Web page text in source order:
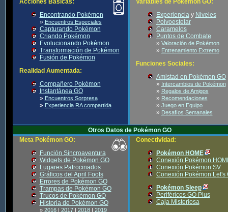
Acciones Básicas:
Encontrando Pokémon
» Encuentros Especiales
Capturando Pokémon
Criando Pokémon
Evolucionando Pokémon
Transformación de Pokémon
Fusión de Pokémon
Realidad Aumentada:
Compañero Pokémon
Instantánea GO
» Encuentros Sorpresa
» Experiencia RA compartida
Variables de Pokémon GO:
Experienciay Niveles
Polvoestelar
Caramelos
Puntos de Combate
» Valoración de Pokémon
» Entrenamiento Extremo
Funciones Sociales:
Amistad en Pokémon GO
» Intercambios de Pokémon
» Regalos de Amigos
» Recomendaciones
» Juego en Equipo
» Desafíos Semanales
Otros Datos de Pokémon GO
Meta Pokémon GO:
Función Sincroaventura
Widgets de Pokémon GO
Lugares Patrocinados
Gráficos del April Fools
Errores de Pokémon GO
Trampas de Pokémon GO
Trucos de Pokémon GO
Historia de Pokémon GO
» 2016| 2017| 2018| 2019
Conectividad:
Pokémon HOME
Conexión Pokémon
Conexión Pokémon SV
Conexión Pokémon Let's
Pokémon Sleep
Periféricos GO Plus
Caja Misteriosa